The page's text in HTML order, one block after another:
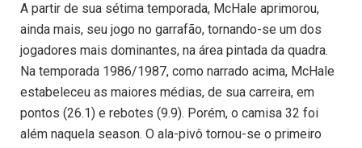
A partir de sua sétima temporada, McHale aprimorou,
ainda mais, seu jogo no garrafão, tornando-se um dos
jogadores mais dominantes, na área pintada da quadra.
Na temporada 1986/1987, como narrado acima, McHale
estabeleceu as maiores médias, de sua carreira, em
pontos (26.1) e rebotes (9.9). Porém, o camisa 32 foi
além naquela season. O ala-pivô tornou-se o primeiro